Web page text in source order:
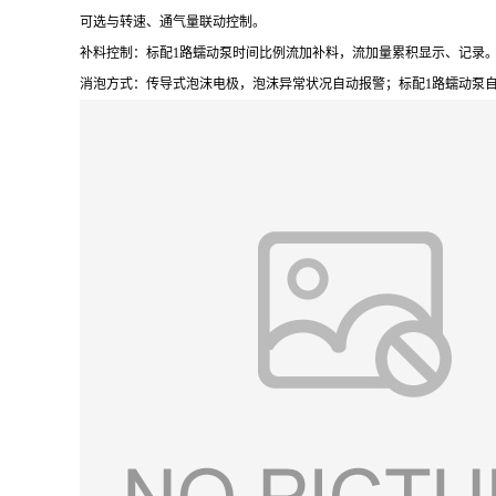
可选与转速、通气量联动控制。
补料控制：标配1路蠕动泵时间比例流加补料，流加量累积显示、记录
消泡方式：传导式泡沫电极，泡沫异常状况自动报警；标配1路蠕动泵